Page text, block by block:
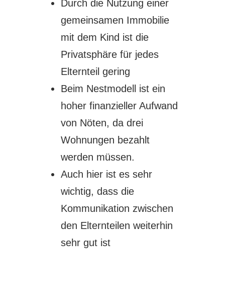
Durch die Nutzung einer
gemeinsamen Immobilie
mit dem Kind ist die
Privatsphäre für jedes
Elternteil gering
Beim Nestmodell ist ein
hoher finanzieller Aufwand
von Nöten, da drei
Wohnungen bezahlt
werden müssen.
Auch hier ist es sehr
wichtig, dass die
Kommunikation zwischen
den Elternteilen weiterhin
sehr gut ist